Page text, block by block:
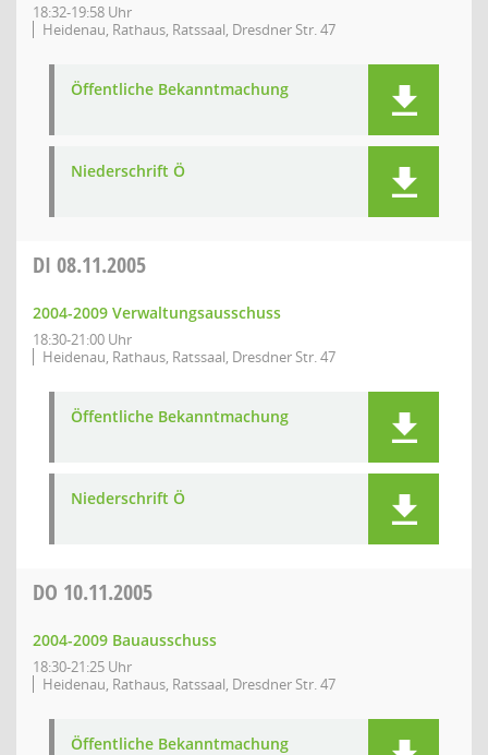
18:32-19:58 Uhr
Heidenau, Rathaus, Ratssaal, Dresdner Str. 47
Öffentliche Bekanntmachung
Niederschrift Ö
DI 08.11.2005
2004-2009 Verwaltungsausschuss
18:30-21:00 Uhr
Heidenau, Rathaus, Ratssaal, Dresdner Str. 47
Öffentliche Bekanntmachung
Niederschrift Ö
DO 10.11.2005
2004-2009 Bauausschuss
18:30-21:25 Uhr
Heidenau, Rathaus, Ratssaal, Dresdner Str. 47
Öffentliche Bekanntmachung